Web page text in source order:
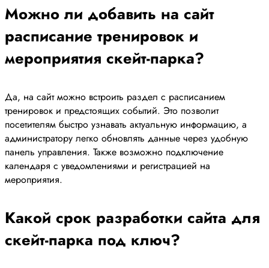
Можно ли добавить на сайт
расписание тренировок и
мероприятия скейт-парка?
Да, на сайт можно встроить раздел с расписанием
тренировок и предстоящих событий. Это позволит
посетителям быстро узнавать актуальную информацию, а
администратору легко обновлять данные через удобную
панель управления. Также возможно подключение
календаря с уведомлениями и регистрацией на
мероприятия.
Какой срок разработки сайта для
скейт-парка под ключ?